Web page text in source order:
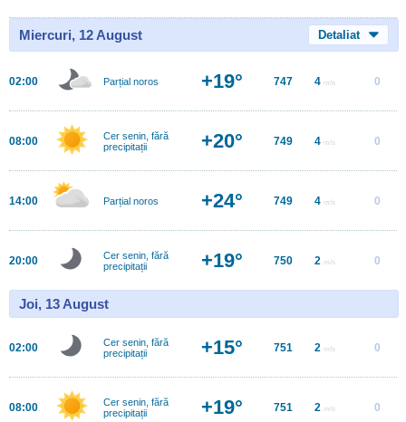
Miercuri, 12 August Detaliat
02:00 Parțial noros +19° 747 4 m/s 0
08:00
Cer senin, fără
precipitații
+20° 749 4 m/s 0
14:00 Parțial noros +24° 749 4 m/s 0
20:00
Cer senin, fără
precipitații
+19° 750 2 m/s 0
Joi, 13 August
02:00
Cer senin, fără
precipitații
+15° 751 2 m/s 0
08:00
Cer senin, fără
precipitații
+19° 751 2 m/s 0